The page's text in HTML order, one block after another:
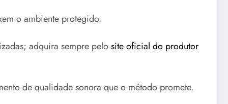
o ambiente protegido.
adquira sempre pelosite oficial do produtor
de qualidade sonora que o método promete.